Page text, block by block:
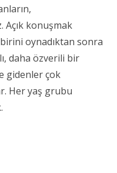
Açık konuşmak
oynadıktan sonra
daha özverili bir
gidenler çok
Her yaş grubu